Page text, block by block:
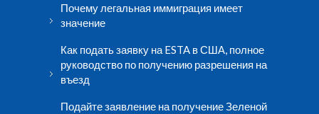
Почему легальная иммиграция имеет
значение
Как подать заявку на ESTA в США, полное
руководство по получению разрешения на
въезд
Подайте заявление на получение Зеленой